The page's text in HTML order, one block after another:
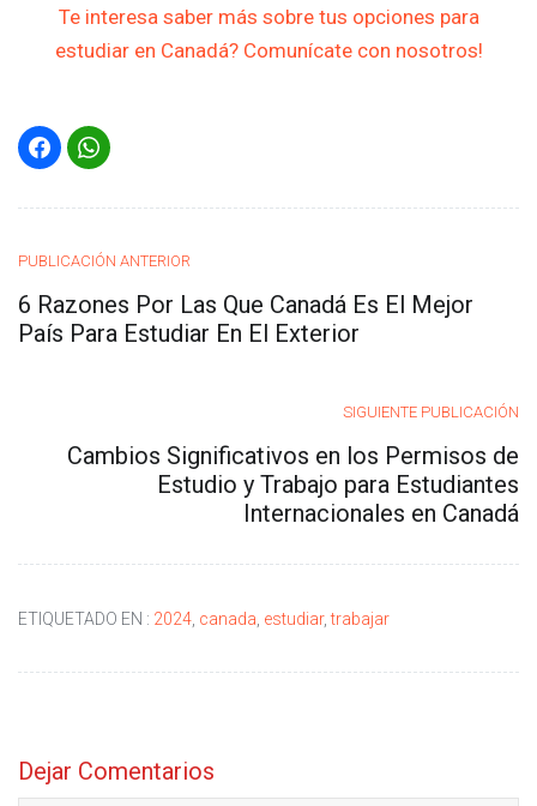
Te interesa saber más sobre tus opciones para
estudiar en Canadá? Comunícate con nosotros!
PUBLICACIÓN ANTERIOR
6 Razones Por Las Que Canadá Es El Mejor
País Para Estudiar En El Exterior
SIGUIENTE PUBLICACIÓN
Cambios Significativos en los Permisos de
Estudio y Trabajo para Estudiantes
Internacionales en Canadá
ETIQUETADO EN : 2024 canada estudiar,trabajar
Dejar Comentarios